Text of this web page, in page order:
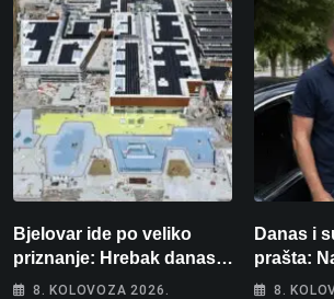
Bjelovar ide po veliko
priznanje: Hrebak danas u
Parizu predstavlja
8. KOLOVOZA 2026.
Danas i
prašta:
posebno
8.